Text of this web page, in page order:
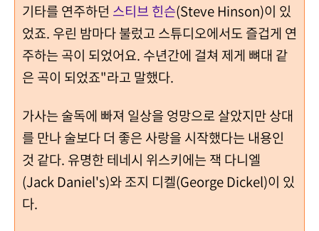
기타를 연주하던 스티브 힌슨(Steve Hinson)이 있
었죠. 우린 밤마다 불렀고 스튜디오에서도 즐겁게 연
주하는 곡이 되었어요. 수년간에 걸쳐 제게 뼈대 같
은 곡이 되었죠"라고 말했다.
가사는 술독에 빠져 일상을 엉망으로 살았지만 상대
를 만나 술보다 더 좋은 사랑을 시작했다는 내용인
것 같다. 유명한 테네시 위스키에는 잭 다니엘
(Jack Daniel's)와 조지 디켈(George Dickel)이 있
다.